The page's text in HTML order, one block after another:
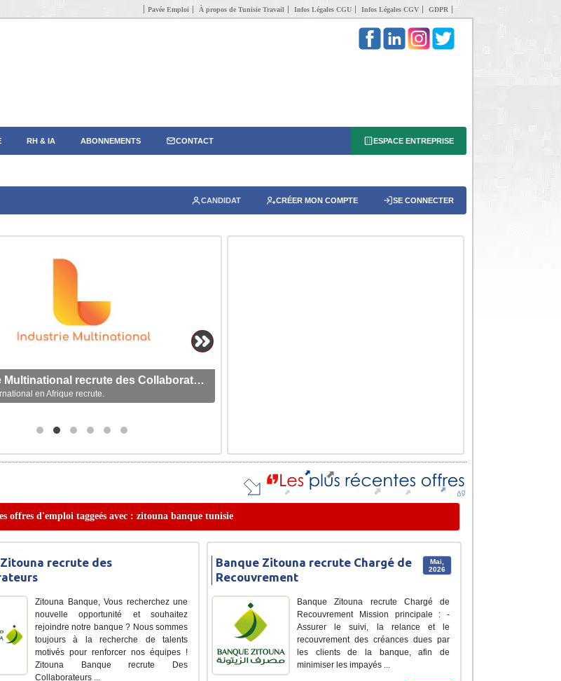
Pavée Emploi À propos de Tunisie Travail Infos Légales CGU Infos Légales CGV GDPR
RH & IA ABONNEMENTS CONTACT ESPACE ENTREPRISE
CANDIDAT CRÉER MON COMPTE SE CONNECTER
Industrie Multinational recrute des Collaborateurs
en Afrique recrute.
offres d'emploi taggeés avec : zitouna banque tunisie
recrute des
Zitouna Banque, Vous recherchez une
nouvelle opportunité et souhaitez
rejoindre notre banque ? Nous sommes
toujours à la recherche de talents
motivés pour renforcer nos équipes !
Zitouna Banque recrute Des
Collaborateurs ...
Mai,
2026
Banque Zitouna recrute Chargé de
Recouvrement
Banque Zitouna recrute Chargé de
Recouvrement Mission principale : -
Assurer le suivi, la relance et le
recouvrement des créances dues par
les clients de la banque, afin de
minimiser les impayés ...